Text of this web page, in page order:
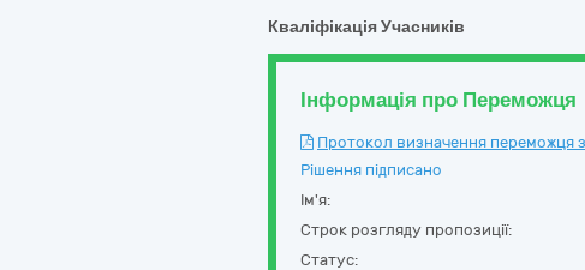
Кваліфікація Учасників
Інформація про Переможця
Протокол визначення переможця
Рішення підписано
Ім'я:
Строк розгляду пропозиції:
Статус: